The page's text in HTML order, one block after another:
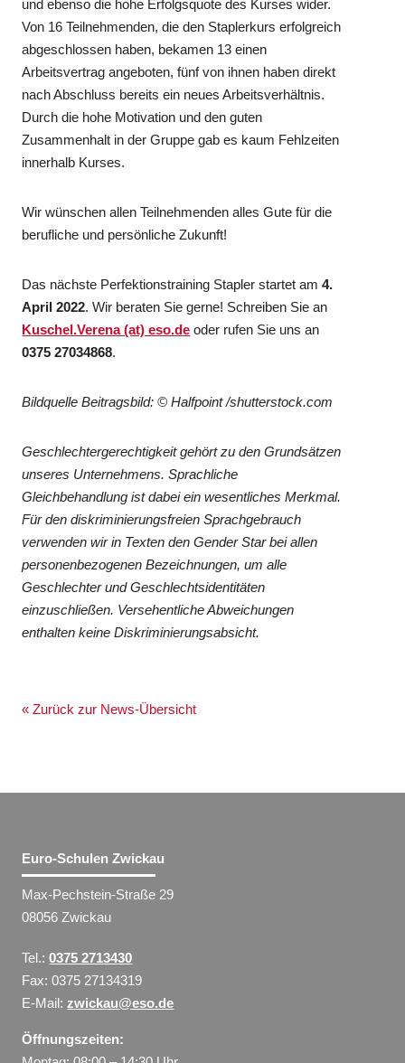
und ebenso die hohe Erfolgsquote des Kurses wider.
Von 16 Teilnehmenden, die den Staplerkurs erfolgreich
abgeschlossen haben, bekamen 13 einen
Arbeitsvertrag angeboten, fünf von ihnen haben direkt
nach Abschluss bereits ein neues Arbeitsverhältnis.
Durch die hohe Motivation und den guten
Zusammenhalt in der Gruppe gab es kaum Fehlzeiten
innerhalb Kurses.
Wir wünschen allen Teilnehmenden alles Gute für die
berufliche und persönliche Zukunft!
Das nächste Perfektionstraining Stapler startet am4.
April 2022. Wir beraten Sie gerne! Schreiben Sie an
Kuschel.Verena (at) eso.de oder rufen Sie uns an
0375 27034868.
Bildquelle Beitragsbild: © Halfpoint /shutterstock.com
Geschlechtergerechtigkeit gehört zu den Grundsätzen
unseres Unternehmens. Sprachliche
Gleichbehandlung ist dabei ein wesentliches Merkmal.
Für den diskriminierungsfreien Sprachgebrauch
verwenden wir in Texten den Gender Star bei allen
personenbezogenen Bezeichnungen, um alle
Geschlechter und Geschlechtsidentitäten
einzuschließen. Versehentliche Abweichungen
enthalten keine Diskriminierungsabsicht.
« Zurück zur News-Übersicht
Euro-Schulen Zwickau
Max-Pechstein-Straße 29
08056 Zwickau
Tel.:0375 2713430
Fax: 0375 27134319
E-Mail:zwickau@eso.de
Öffnungszeiten: